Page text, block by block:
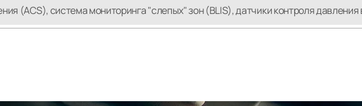
(ACS), система мониторинга "слепых" зон (BLIS), датчики контроля